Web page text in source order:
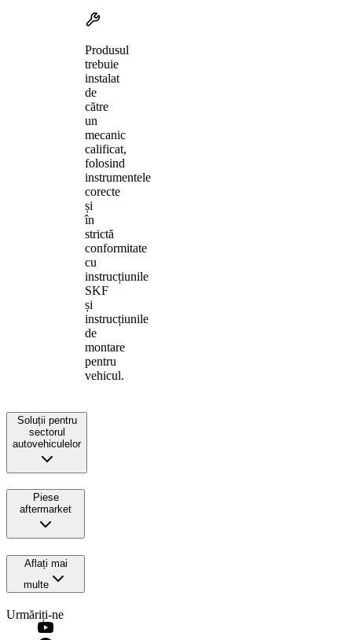
Produsul
trebuie
instalat
de
către
un
mecanic
calificat,
folosind
instrumentele
corecte
și
în
strictă
conformitate
cu
instrucțiunile
SKF
și
instrucțiunile
de
montare
pentru
vehicul.
Soluții pentru
sectorul
autovehiculelor
Piese
aftermarket
Aflați mai
multe
Urmăriți-ne